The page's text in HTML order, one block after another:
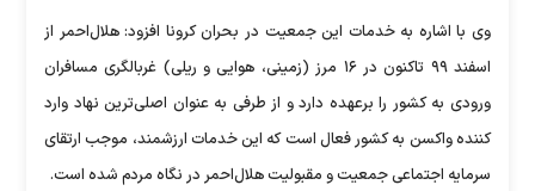
وی با اشاره به خدمات این جمعیت در بحران کرونا افزود: هلال‌احمر از
اسفند ۹۹ تاکنون در ۱۶ مرز (زمینی، هوایی و ریلی) غربالگری مسافران
ورودی به کشور را برعهده دارد و از طرفی به عنوان اصلی‌ترین نهاد وارد
کننده واکسن به کشور فعال است که این خدمات ارزشمند، موجب ارتقای
سرمایه اجتماعی جمعیت و مقبولیت هلال‌احمر در نگاه مردم شده است.